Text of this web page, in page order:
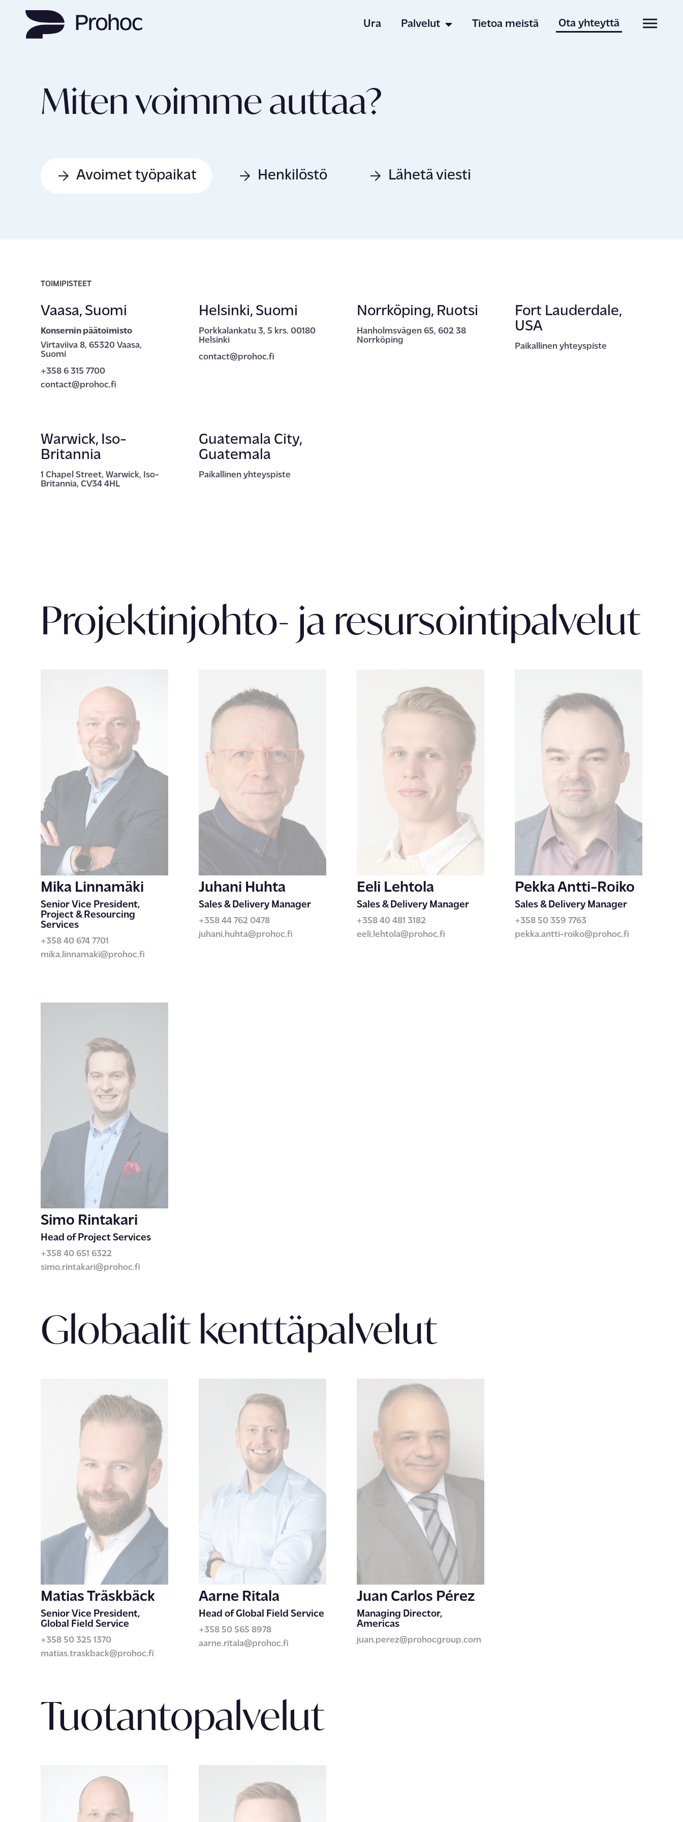
Ura Palvelut Tietoa meistä Ota yhteyttä
Työpaikat
Palvelut
Tietoa meistä
Miten voimme auttaa?
Avoimet työpaikat Henkilöstö Lähetä viesti
TOIMIPISTEET
Vaasa, Suomi
Konsernin päätoimisto
Virtaviiva 8, 65320 Vaasa,
Suomi
+358 6 315 7700
contact@prohoc.fi
Helsinki, Suomi
Porkkalankatu 3, 5 krs. 00180
Helsinki
contact@prohoc.fi
Norrköping, Ruotsi
Hanholmsvägen 65, 602 38
Norrköping
Fort Lauderdale,
USA
Paikallinen yhteyspiste
Warwick, Iso-
Britannia
1 Chapel Street, Warwick, Iso-
Britannia, CV34 4HL
Guatemala City,
Guatemala
Paikallinen yhteyspiste
Projektinjohto- ja resursointipalvelut
Mika Linnamäki
Senior Vice President,
Project & Resourcing
Services
+358 40 674 7701
mika.linnamaki@prohoc.fi
Juhani Huhta
Sales & Delivery Manager
+358 44 762 0478
juhani.huhta@prohoc.fi
Eeli Lehtola
Sales & Delivery Manager
+358 40 481 3182
eeli.lehtola@prohoc.fi
Pekka Antti-Roiko
Sales & Delivery Manager
+358 50 359 7763
pekka.antti-roiko@prohoc.fi
Simo Rintakari
Head of Project Services
+358 40 651 6322
simo.rintakari@prohoc.fi
Globaalit kenttäpalvelut
Matias Träskbäck
Senior Vice President,
Global Field Service
+358 50 325 1370
matias.traskback@prohoc.fi
Aarne Ritala
Head of Global Field Service
+358 50 565 8978
aarne.ritala@prohoc.fi
Juan Carlos Pérez
Managing Director,
Americas
juan.perez@prohocgroup.com
Tuotantopalvelut